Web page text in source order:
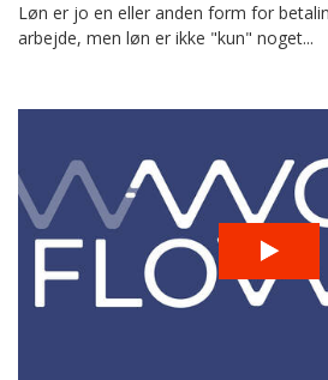
Løn er jo en eller anden form for
arbejde, men løn er ikke "kun" noget...